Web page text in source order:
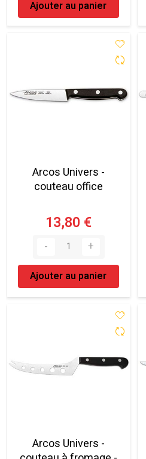
Ajouter au panier
Arcos Univers -
couteau office
13,80 €
Ajouter au panier
Arcos Univers -